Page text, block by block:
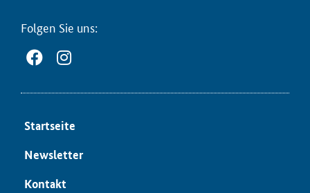
Fol­gen Sie uns:
Start­sei­te
News­let­ter
Kon­takt